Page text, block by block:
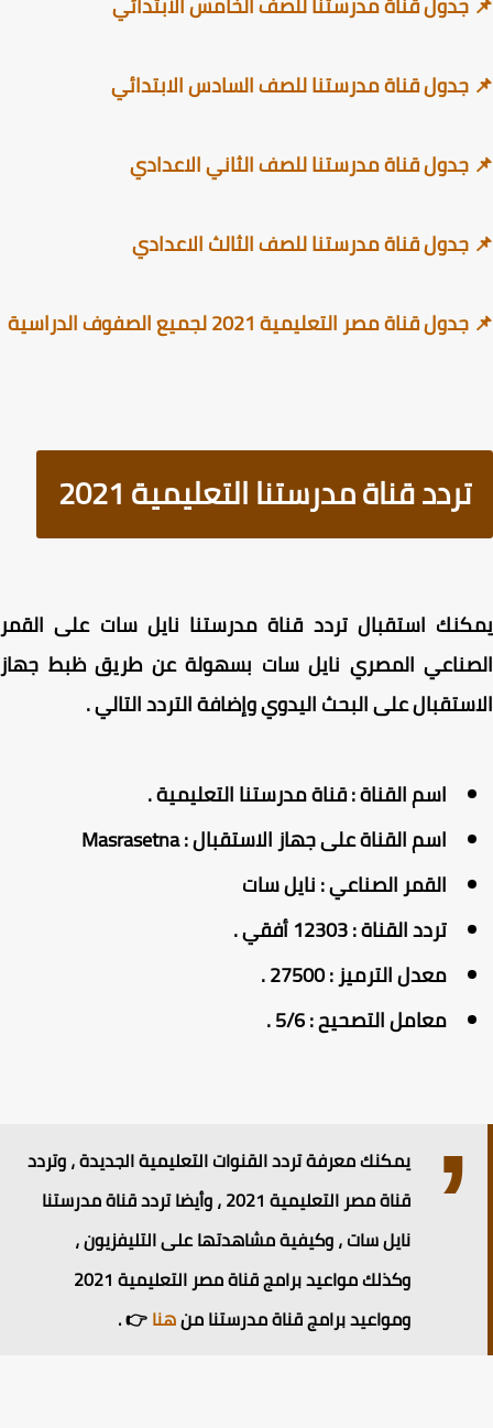
قناة مدرستنا للصف السادس الابتدائي
قناة مدرستنا للصف الثاني الاعدادي
قناة مدرستنا للصف الثالث الاعدادي
قناة مصر التعليمية 2021 لجميع الصفوف الدراسية
تردد قناة مدرستنا التعليمية 2021
استقبالتردد قناة مدرستنا نايل ساتعلى القمر
المصري نايل سات بسهولة عن طريق ظبط جهاز
على البحث اليدوي وإضافة التردد التالي .
اسم القناة : قناة مدرستنا التعليمية .
اسم القناة على جهاز الاستقبال : Masrasetna
القمر الصناعي : نايل سات
تردد القناة : 12303 أفقي .
معدل الترميز : 27500 .
معامل التصحيح : 5/6 .
يمكنك معرفة تردد القنوات التعليمية الجديدة ، وتردد
قناة مصر التعليمية 2021 ، وأيضا تردد قناة مدرستنا
نايل سات ، وكيفية مشاهدتها على التليفزيون ،
وكذلك مواعيد برامج قناة مصر التعليمية 2021
ومواعيد برامج قناة مدرستنا منهنا👉 .